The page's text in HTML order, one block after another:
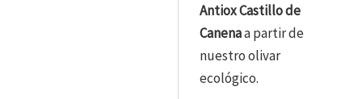
Antiox Castillo de
Canenaa partir de
nuestro olivar
ecológico.